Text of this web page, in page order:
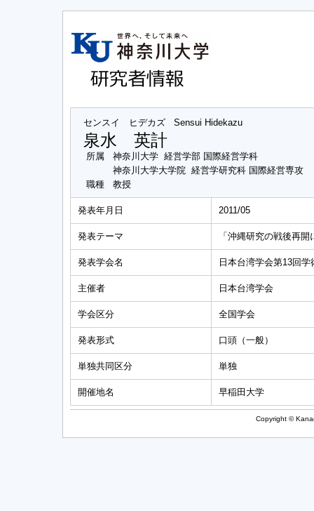
センスイ ヒデカズ Sensui Hidekazu
泉水 英計
所属
神奈川大学 経営学部 国際経営学科
神奈川大学大学院 経営学研究科 国際経営専攻
職種
教授
発表年月日 2011/05
発表テーマ 「沖縄研究の戦後再
発表学会名 日本台湾学会第13回学
主催者 日本台湾学会
学会区分 全国学会
発表形式 口頭（一般）
単独共同区分 単独
開催地名 早稲田大学
Copyright ©